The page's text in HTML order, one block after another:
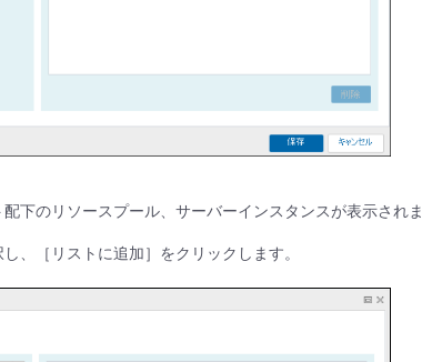
下のリソースプール、サーバーインスタンスが表示されま
、［リストに追加］をクリックします。